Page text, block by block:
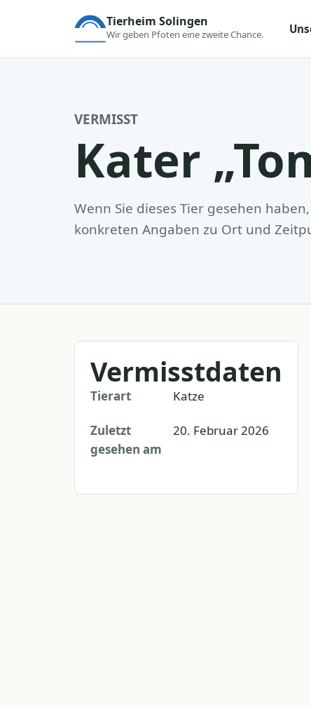
Tierheim Solingen
Wir geben Pfoten eine zweite Chance.
VERMISST
Kater
Wenn Sie dieses Tier gesehen
konkreten Angaben zu Ort und
Vermisstdaten
Tierart Katze
Zuletzt
gesehen am
20. Februar 2026